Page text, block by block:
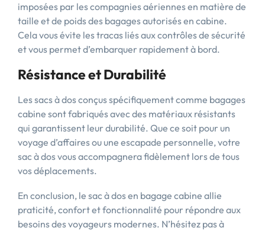
imposées par les compagnies aériennes en matière de
taille et de poids des bagages autorisés en cabine.
Cela vous évite les tracas liés aux contrôles de sécurité
et vous permet d’embarquer rapidement à bord.
Résistance et Durabilité
Les sacs à dos conçus spécifiquement comme bagages
cabine sont fabriqués avec des matériaux résistants
qui garantissent leur durabilité. Que ce soit pour un
voyage d’affaires ou une escapade personnelle, votre
sac à dos vous accompagnera fidèlement lors de tous
vos déplacements.
En conclusion, le sac à dos en bagage cabine allie
praticité, confort et fonctionnalité pour répondre aux
besoins des voyageurs modernes. N’hésitez pas à